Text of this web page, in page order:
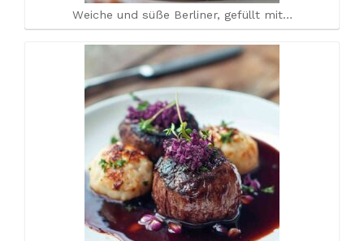
Weiche und süße Berliner, gefüllt mit…